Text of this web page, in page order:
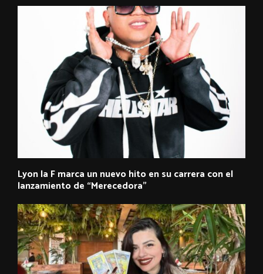
Lyon la F marca un nuevo hito en su carrera con el
lanzamiento de “Merecedora”